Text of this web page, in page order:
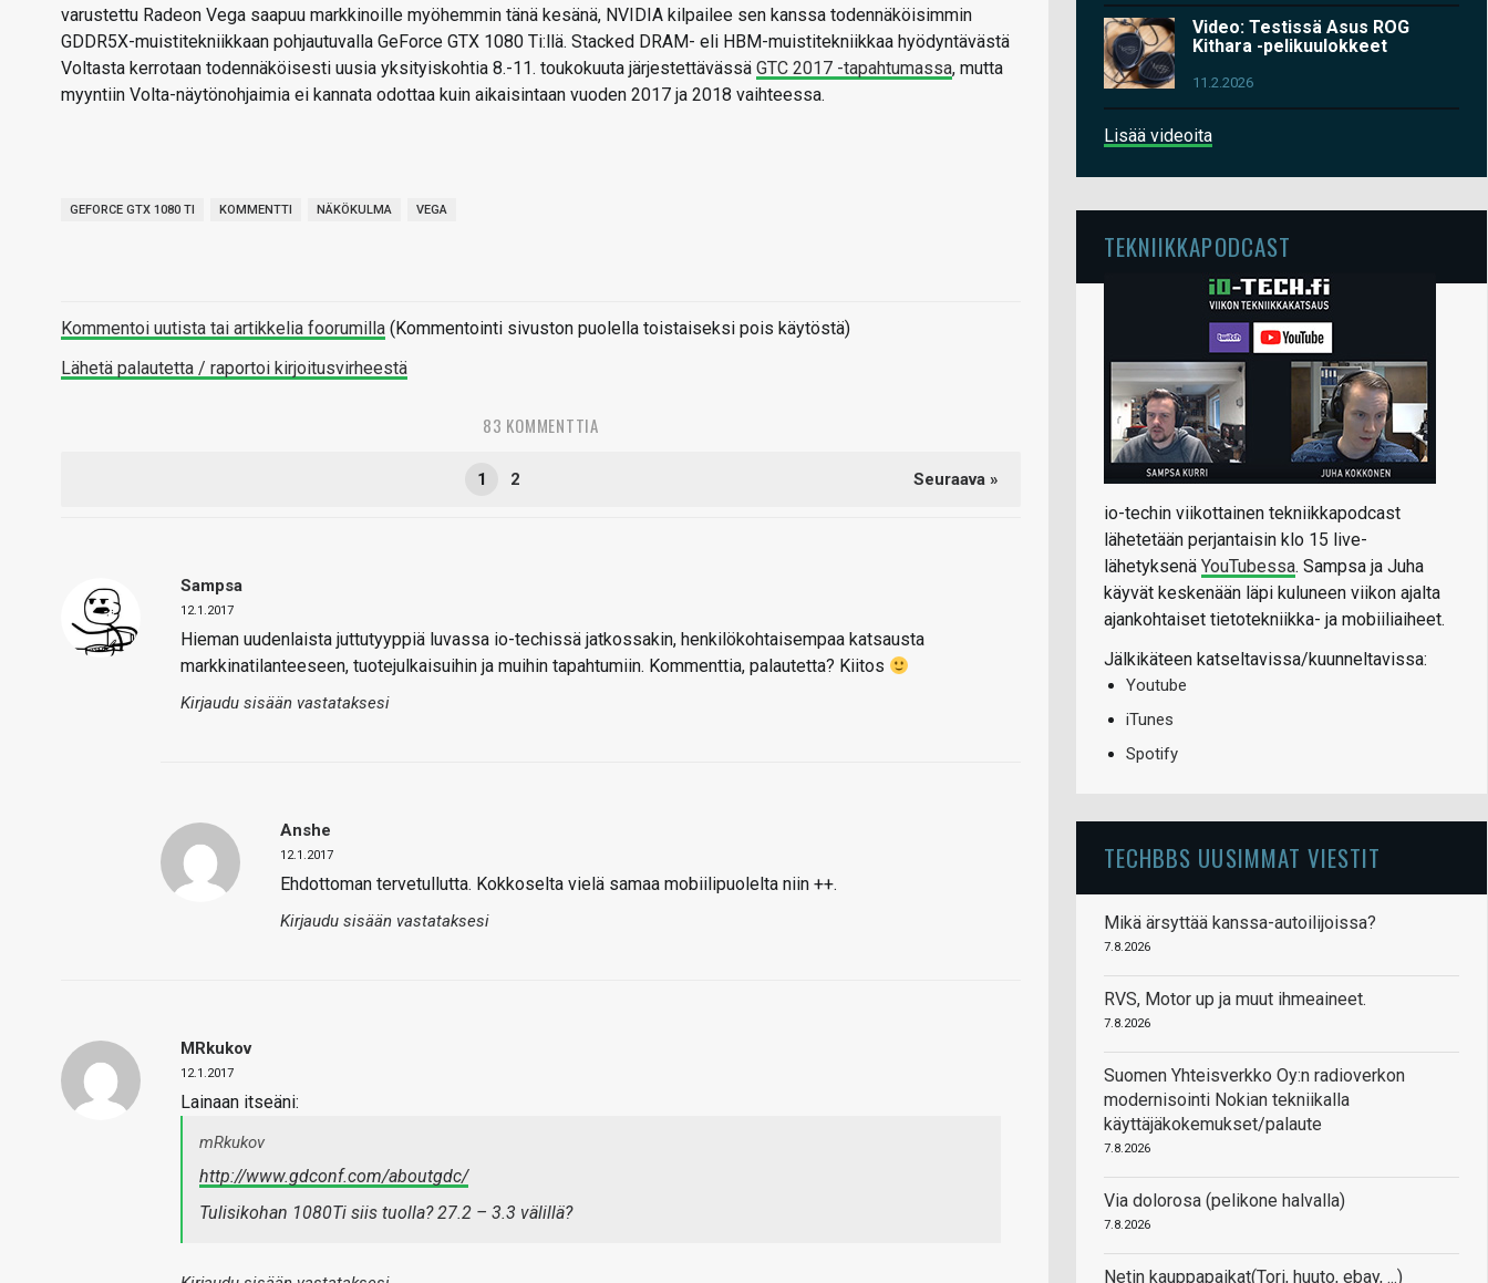
varustettu Radeon Vega saapuu markkinoille myöhemmin tänä kesänä, NVIDIA kilpailee sen kanssa todennäköisimmin
GDDR5X-muistitekniikkaan pohjautuvalla GeForce GTX 1080 Ti:llä. Stacked DRAM- eli HBM-muistitekniikkaa hyödyntävästä
Voltasta kerrotaan todennäköisesti uusia yksityiskohtia 8.-11. toukokuuta järjestettävässä GTC 2017 -tapahtumassa, mutta
myyntiin Volta-näytönohjaimia ei kannata odottaa kuin aikaisintaan vuoden 2017 ja 2018 vaihteessa.
GEFORCE GTX 1080 TI KOMMENTTI NÄKÖKULMA VEGA
Kommentoi uutista tai artikkelia foorumilla (Kommentointi sivuston puolella toistaiseksi pois käytöstä)
Lähetä palautetta / raportoi kirjoitusvirheestä
83 KOMMENTTIA
1 2 Seuraava »
Sampsa
12.1.2017
Hieman uudenlaista juttutyyppiä luvassa io-techissä jatkossakin, henkilökohtaisempaa katsausta
markkinatilanteeseen, tuotejulkaisuihin ja muihin tapahtumiin. Kommenttia, palautetta? Kiitos
Kirjaudu sisään vastataksesi
Anshe
12.1.2017
Ehdottoman tervetullutta. Kokkoselta vielä samaa mobiilipuolelta niin ++.
Kirjaudu sisään vastataksesi
MRkukov
12.1.2017
Lainaan itseäni:
mRkukov
http://www.gdconf.com/aboutgdc/
Tulisikohan 1080Ti siis tuolla? 27.2 – 3.3 välillä?
Video: Testissä Asus ROG
Kithara -pelikuulokkeet
11.2.2026
Lisää videoita
TEKNIIKKAPODCAST
io-techin viikottainen tekniikkapodcast
lähetetään perjantaisin klo 15 live-
lähetyksenä YouTubessa. Sampsa ja Juha
käyvät keskenään läpi kuluneen viikon ajalta
ajankohtaiset tietotekniikka- ja mobiiliaiheet.
Jälkikäteen katseltavissa/kuunneltavissa:
Youtube
iTunes
Spotify
TECHBBS UUSIMMAT VIESTIT
Mikä ärsyttää kanssa-autoilijoissa?
7.8.2026
RVS, Motor up ja muut ihmeaineet.
7.8.2026
Suomen Yhteisverkko Oy:n radioverkon
modernisointi Nokian tekniikalla
käyttäjäkokemukset/palaute
7.8.2026
Via dolorosa (pelikone halvalla)
7.8.2026
Netin kauppapaikat(Tori, huuto, ebay, ...)